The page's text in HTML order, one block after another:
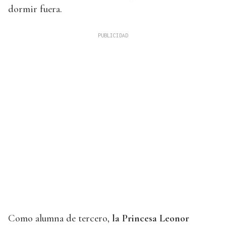
dormir fuera.
Como alumna de tercero, la Princesa Leonor